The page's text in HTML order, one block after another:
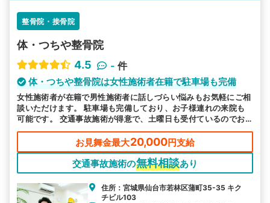
整骨院・接骨院
体・つちや整骨院
4.5
- 件
体・つちや整骨院は女性施術者在籍で駐車場も完備
女性施術者が在籍で男性施術者に話しづらい悩みもお気軽にご相
談いただけます。 駐車場も完備しており、お子様連れの来院も
可能です。 交通事故施術が得意で、土曜日も受付ているのでお
忙しい方も通いやすいと好評です。
お見舞金最大20,000円支給
交通事故施術の無料相談あり
住所：宮城県仙台市若林区蒲町35-35 キク
チビル103